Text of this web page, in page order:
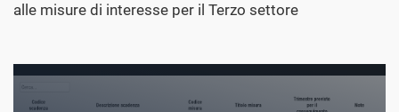
alle misure di interesse per il Terzo settore